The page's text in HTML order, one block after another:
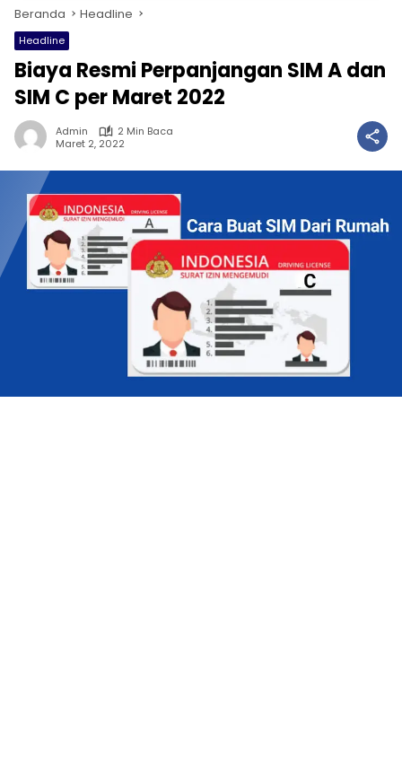
Beranda Headline
Headline
Biaya Resmi Perpanjangan SIM A dan
SIM C per Maret 2022
Admin
2 Min Baca
Maret 2, 2022